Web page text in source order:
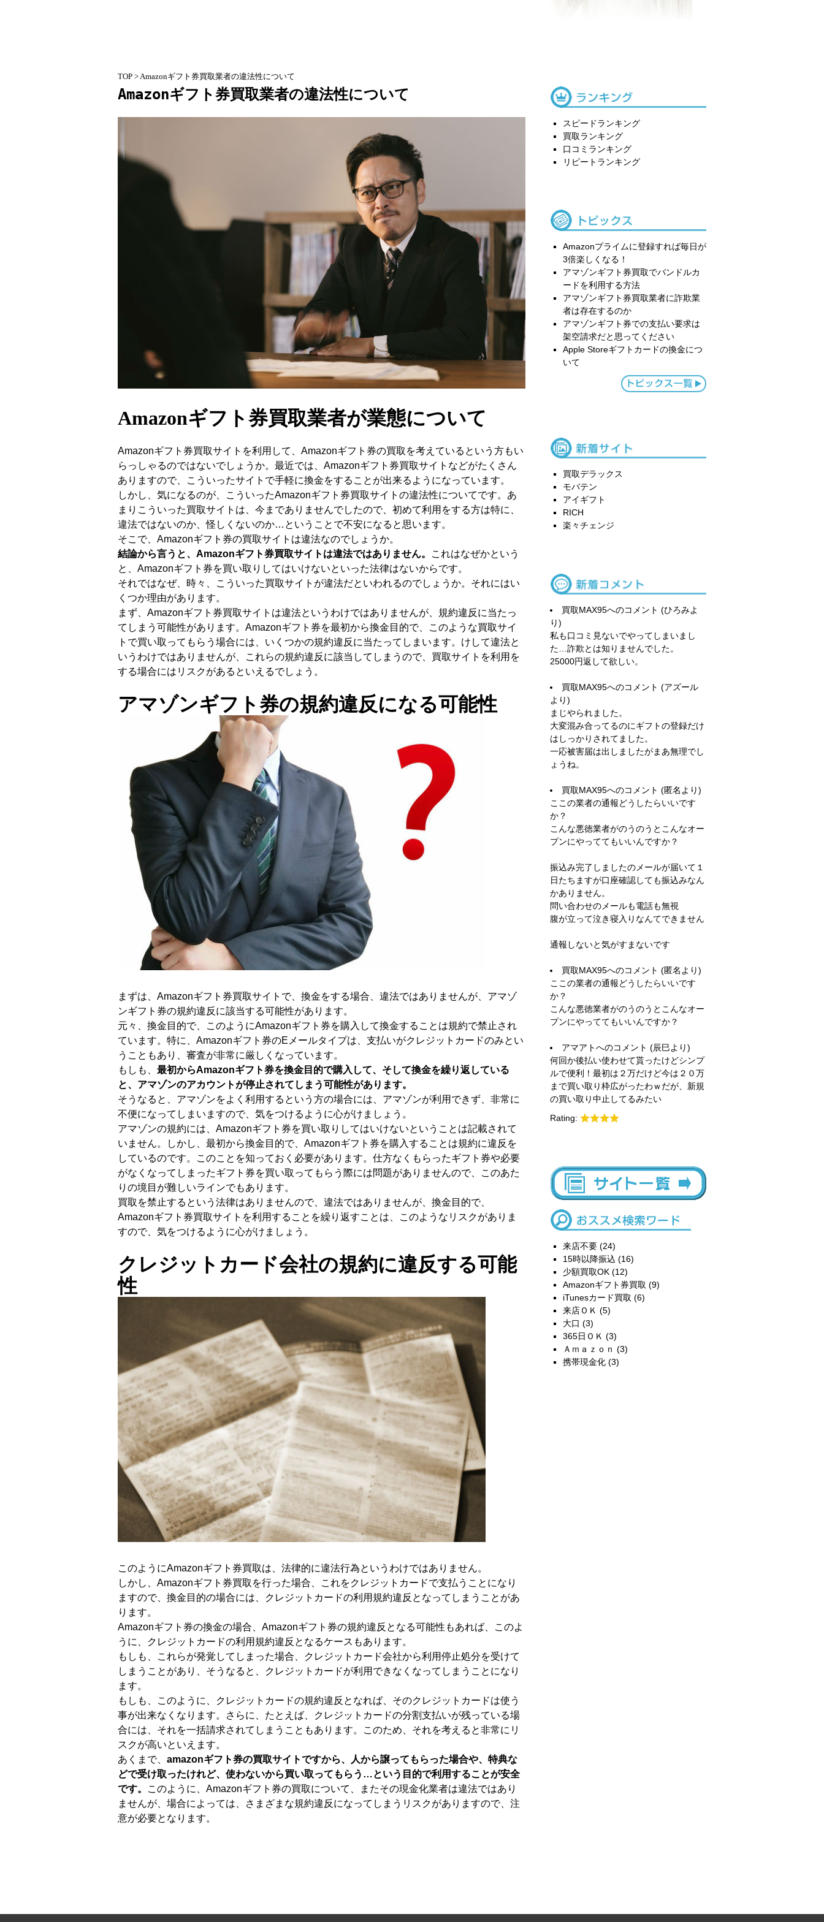
TOP > Amazonギフト券買取業者の違法性について
Amazonギフト券買取業者の違法性について
Amazonギフト券買取業者が業態について
Amazonギフト券買取サイトを利用して、Amazonギフト券の買取を考えているという方もい
らっしゃるのではないでしょうか。最近では、Amazonギフト券買取サイトなどがたくさん
ありますので、こういったサイトで手軽に換金をすることが出来るようになっています。
しかし、気になるのが、こういったAmazonギフト券買取サイトの違法性についてです。あ
まりこういった買取サイトは、今までありませんでしたので、初めて利用をする方は特に、
違法ではないのか、怪しくないのか…ということで不安になると思います。
そこで、Amazonギフト券の買取サイトは違法なのでしょうか。
結論から言うと、Amazonギフト券買取サイトは違法ではありません。
これはなぜかという
と、Amazonギフト券を買い取りしてはいけないといった法律はないからです。
それではなぜ、時々、こういった買取サイトが違法だといわれるのでしょうか。それにはい
くつか理由があります。
まず、Amazonギフト券買取サイトは違法というわけではありませんが、規約違反に当たっ
てしまう可能性があります。Amazonギフト券を最初から換金目的で、このような買取サイ
トで買い取ってもらう場合には、いくつかの規約違反に当たってしまいます。けして違法と
いうわけではありませんが、これらの規約違反に該当してしまうので、買取サイトを利用を
する場合にはリスクがあるといえるでしょう。
アマゾンギフト券の規約違反になる可能性
まずは、Amazonギフト券買取サイトで、換金をする場合、違法ではありませんが、アマゾ
ンギフト券の規約違反に該当する可能性があります。
元々、換金目的で、このようにAmazonギフト券を購入して換金することは規約で禁止され
ています。特に、Amazonギフト券のEメールタイプは、支払いがクレジットカードのみとい
うこともあり、審査が非常に厳しくなっています。
もしも、 最初からAmazonギフト券を換金目的で購入して、そして換金を繰り返している
と、アマゾンのアカウントが停止されてしまう可能性があります。
そうなると、アマゾンをよく利用するという方の場合には、アマゾンが利用できず、非常に
不便になってしまいますので、気をつけるように心がけましょう。
アマゾンの規約には、Amazonギフト券を買い取りしてはいけないということは記載されて
いません。しかし、最初から換金目的で、Amazonギフト券を購入することは規約に違反を
しているのです。このことを知っておく必要があります。仕方なくもらったギフト券や必要
がなくなってしまったギフト券を買い取ってもらう際には問題がありませんので、このあた
りの境目が難しいラインでもあります。
買取を禁止するという法律はありませんので、違法ではありませんが、換金目的で、
Amazonギフト券買取サイトを利用することを繰り返すことは、このようなリスクがありま
すので、気をつけるように心がけましょう。
クレジットカード会社の規約に違反する可能
性
このようにAmazonギフト券買取は、法律的に違法行為というわけではありません。
しかし、Amazonギフト券買取を行った場合、これをクレジットカードで支払うことになり
ますので、換金目的の場合には、クレジットカードの利用規約違反となってしまうことがあ
ります。
Amazonギフト券の換金の場合、Amazonギフト券の規約違反となる可能性もあれば、このよ
うに、クレジットカードの利用規約違反となるケースもあります。
もしも、これらが発覚してしまった場合、クレジットカード会社から利用停止処分を受けて
しまうことがあり、そうなると、クレジットカードが利用できなくなってしまうことになり
ます。
もしも、このように、クレジットカードの規約違反となれば、そのクレジットカードは使う
事が出来なくなります。さらに、たとえば、クレジットカードの分割支払いが残っている場
合には、それを一括請求されてしまうこともあります。このため、それを考えると非常にリ
スクが高いといえます。
あくまで、 amazonギフト券の買取サイトですから、人から譲ってもらった場合や、特典な
どで受け取ったけれど、使わないから買い取ってもらう…という目的で利用することが安全
です。
このように、Amazonギフト券の買取について、またその現金化業者は違法ではあり
ませんが、場合によっては、さまざまな規約違反になってしまうリスクがありますので、注
意が必要となります。
スピードランキング
買取ランキング
口コミランキング
リピートランキング
Amazonプライムに登録すれば毎日が
3倍楽しくなる！
アマゾンギフト券買取でバンドルカ
ードを利用する方法
アマゾンギフト券買取業者に詐欺業
者は存在するのか
アマゾンギフト券での支払い要求は
架空請求だと思ってください
Apple Storeギフトカードの換金につ
いて
買取デラックス
モバテン
アイギフト
RICH
楽々チェンジ
買取MAX95へのコメント (ひろみよ
り)
私も口コミ見ないでやってしまいまし
た…詐欺とは知りませんでした。
25000円返して欲しい。
買取MAX95へのコメント (アズール
より)
まじやられました。
大変混み合ってるのにギフトの登録だけ
はしっかりされてました。
一応被害届は出しましたがまあ無理でし
ょうね。
買取MAX95へのコメント (匿名より)
ここの業者の通報どうしたらいいです
か？
こんな悪徳業者がのうのうとこんなオー
プンにやっててもいいんですか？
振込み完了しましたのメールが届いて１
日たちますが口座確認しても振込みなん
かありません。
問い合わせのメールも電話も無視
腹が立って泣き寝入りなんてできません
通報しないと気がすまないです
買取MAX95へのコメント (匿名より)
ここの業者の通報どうしたらいいです
か？
こんな悪徳業者がのうのうとこんなオー
プンにやっててもいいんですか？
アマアトへのコメント (辰巳より)
何回か後払い使わせて貰ったけどシンプ
ルで便利！最初は２万だけど今は２０万
まで買い取り枠広がったわｗだが、新規
の買い取り中止してるみたい
Rating:
来店不要 (24)
15時以降振込 (16)
少額買取OK (12)
Amazonギフト券買取 (9)
iTunesカード買取 (6)
来店ＯＫ (5)
大口 (3)
365日ＯＫ (3)
Ａｍａｚｏｎ (3)
携帯現金化 (3)